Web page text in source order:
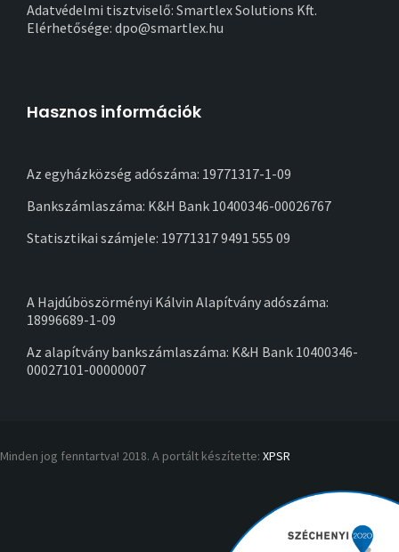
Adatvédelmi tisztviselő: Smartlex Solutions Kft.
Elérhetősége: dpo@smartlex.hu
Hasznos információk
Az egyházközség adószáma: 19771317-1-09
Bankszámlaszáma: K&H Bank 10400346-00026767
Statisztikai számjele: 19771317 9491 555 09
A Hajdúböszörményi Kálvin Alapítvány adószáma:
18996689-1-09
Az alapítvány bankszámlaszáma: K&H Bank 10400346-
00027101-00000007
Minden jog fenntartva! 2018. A portált készítette: XPSR